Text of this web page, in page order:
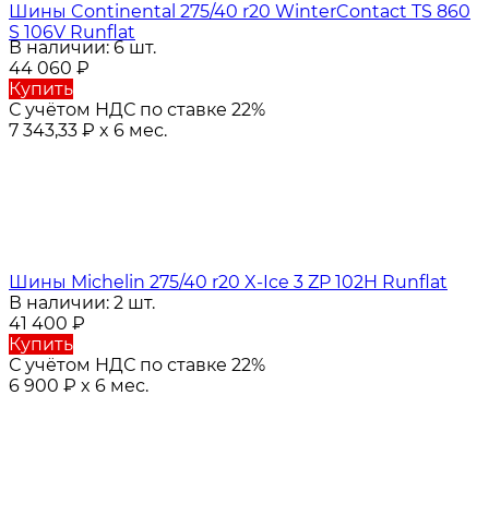
Шины Continental 275/40 r20 WinterContact TS 860
S 106V Runflat
В наличии: 6 шт.
44 060 ₽
Купить
С учётом НДС по ставке 22%
7 343,33 ₽ x 6 мес.
Шины Michelin 275/40 r20 X-Ice 3 ZP 102H Runflat
В наличии: 2 шт.
41 400 ₽
Купить
С учётом НДС по ставке 22%
6 900 ₽ x 6 мес.